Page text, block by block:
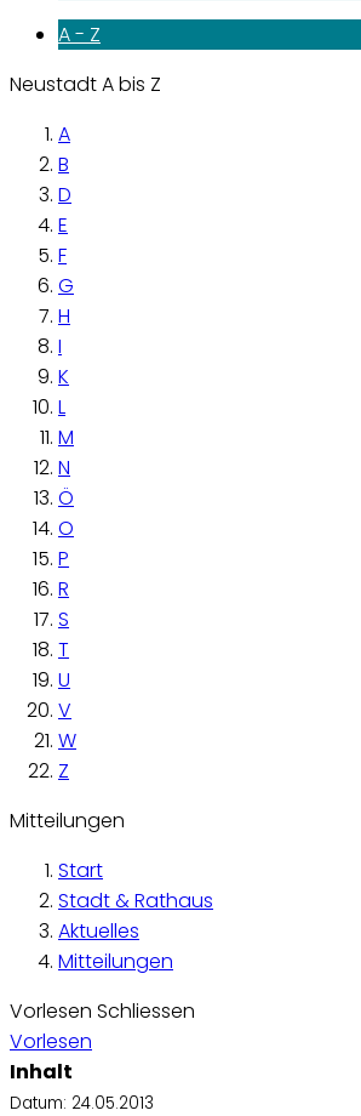
A - Z
Neustadt A bis Z
A
B
D
E
F
G
H
I
K
L
M
N
Ö
O
P
R
S
T
U
V
W
Z
Mitteilungen
Start
Stadt & Rathaus
Aktuelles
Mitteilungen
Vorlesen Schliessen
Vorlesen
Inhalt
Datum: 24.05.2013